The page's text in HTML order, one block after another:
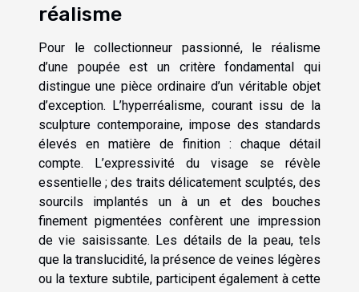
réalisme
Pour le collectionneur passionné, le réalisme
d’une poupée est un critère fondamental qui
distingue une pièce ordinaire d’un véritable objet
d’exception. L’hyperréalisme, courant issu de la
sculpture contemporaine, impose des standards
élevés en matière de finition : chaque détail
compte. L’expressivité du visage se révèle
essentielle ; des traits délicatement sculptés, des
sourcils implantés un à un et des bouches
finement pigmentées confèrent une impression
de vie saisissante. Les détails de la peau, tels
que la translucidité, la présence de veines légères
ou la texture subtile, participent également à cette